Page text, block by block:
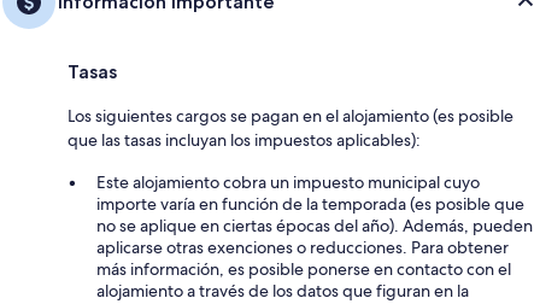
Tasas
Los siguientes cargos se pagan en el alojamiento (es posible
que las tasas incluyan los impuestos aplicables):
Este alojamiento cobra un impuesto municipal cuyo
importe varía en función de la temporada (es posible que
no se aplique en ciertas épocas del año). Además, pueden
aplicarse otras exenciones o reducciones. Para obtener
más información, es posible ponerse en contacto con el
alojamiento a través de los datos que figuran en la